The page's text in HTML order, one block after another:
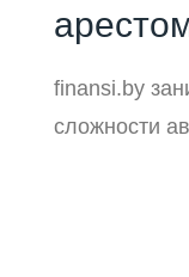
finansi.by
сложности